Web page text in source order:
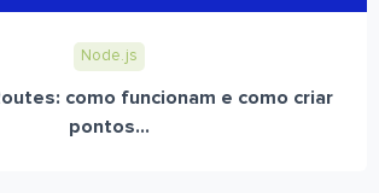
Node.js
como funcionam e como criar
pontos...